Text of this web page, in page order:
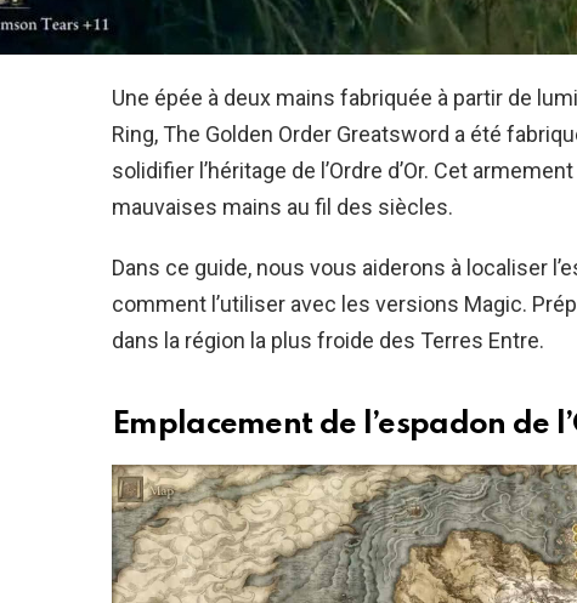
Une épée à deux mains fabriquée à partir de
Ring, The Golden Order Greatsword a été
solidifier l’héritage de l’Ordre d’Or. Cet
mauvaises mains au fil des siècles.
Dans ce guide, nous vous aiderons à localiser
comment l’utiliser avec les versions Magic.
dans la région la plus froide des Terres Entre.
Emplacement de l’espadon de